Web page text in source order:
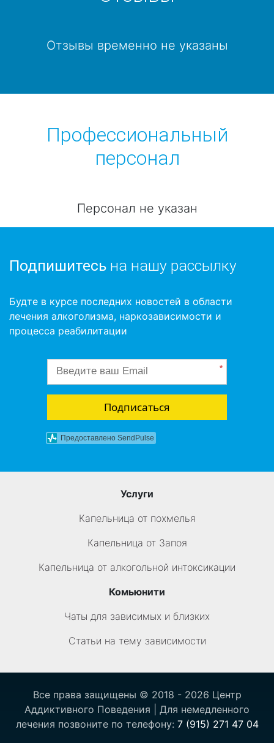
Отзывы временно не указаны
Профессиональный
персонал
Персонал не указан
Подпишитесь на нашу рассылку
Будте в курсе последних новостей в области
лечения алкоголизма, наркозависимости и
процесса реабилитации
*
Подписаться
Предоставлено SendPulse
Услуги
Капельница от похмелья
Капельница от Запоя
Капельница от алкогольной интоксикации
Комьюнити
Чаты для зависимых и близких
Статьи на тему зависимости
Все права защищены © 2018 - 2026 Центр
Аддиктивного Поведения | Для немедленного
лечения позвоните по телефону: 7 (915) 271 47 04